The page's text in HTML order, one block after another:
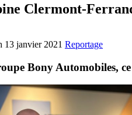
Clermont-
13 janvier 2021 Reportage
Bony Automobiles,